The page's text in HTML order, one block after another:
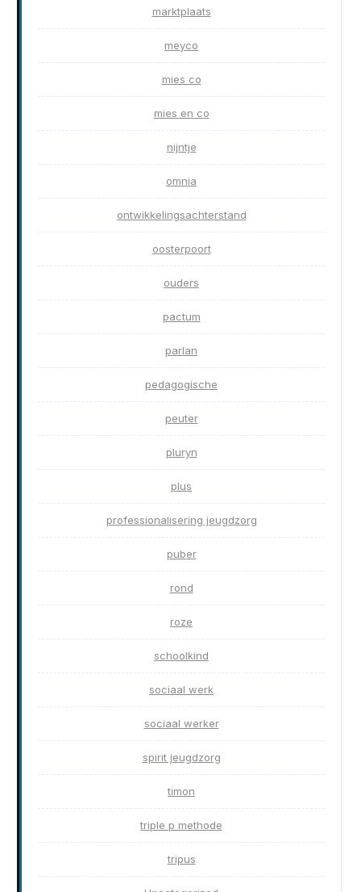
marktplaats
meyco
mies co
mies en co
nijntje
omnia
ontwikkelingsachterstand
oosterpoort
ouders
pactum
parlan
pedagogische
peuter
pluryn
plus
professionalisering jeugdzorg
puber
rond
roze
schoolkind
sociaal werk
sociaal werker
spirit jeugdzorg
timon
triple p methode
tripus